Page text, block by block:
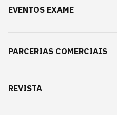
EVENTOS EXAME
PARCERIAS COMERCIAIS
REVISTA